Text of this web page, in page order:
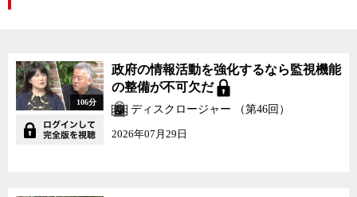
106分
政府の情報活動を強化するなら監視機能
の整備が不可欠だ
ディスクロージャー （第46回）
2026年07月29日